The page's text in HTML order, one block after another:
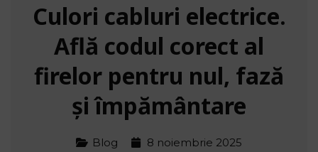
Culori cabluri electrice.
Află codul corect al
firelor pentru nul, fază
și împământare
Blog 8 noiembrie 2025